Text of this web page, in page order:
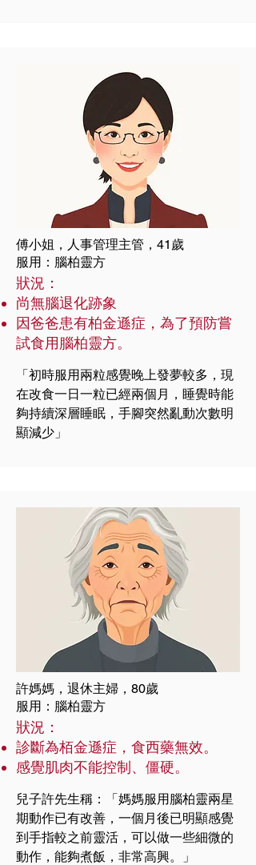
傅小姐，人事管理主管，41歲
服用：腦柏靈方
狀況：
尚無腦退化跡象
因爸爸患有柏金遜症，為了預防嘗
試食用腦柏靈方。
「初時服用兩粒感覺晚上發夢較多，現
在改食一日一粒已經兩個月，睡覺時能
夠持續深層睡眠，手腳突然亂動次數明
顯減少」
許媽媽，退休主婦，80歲
服用：腦柏靈方
狀況：
診斷為栢金遜症，食西藥無效。
感覺肌肉不能控制、僵硬。
兒子許先生稱：「媽媽服用腦柏靈兩星
期動作已有改善，一個月後已明顯感覺
到手指較之前靈活，可以做一些細微的
動作，能夠煮飯，非常高興。」